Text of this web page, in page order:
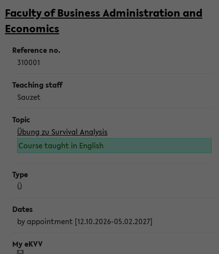
Faculty of Business Administration and
Economics
310001
Sauzet
Übung zu Survival Analysis
Course taught in English
Ü
by appointment [12.10.2026-05.02.2027]